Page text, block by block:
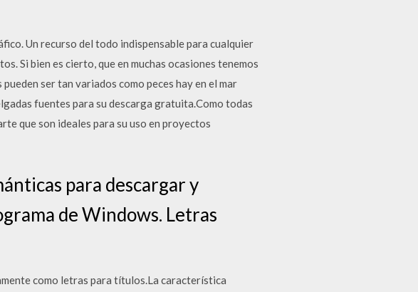
Un recurso del todo indispensable para cualquier
Si bien es cierto, que en muchas ocasiones tenemos
ser tan variados como peces hay en el mar
fuentes para su descarga gratuita.Como todas
que son ideales para su uso en proyectos
para descargar y
de Windows. Letras
como letras para títulos.La característica